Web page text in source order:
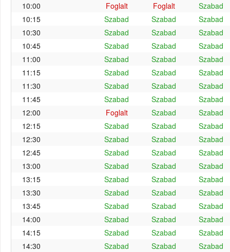
10:00
Foglalt Foglalt
Szabad
10:15
Szabad Szabad
Szabad
10:30
Szabad Szabad
Szabad
10:45
Szabad Szabad
Szabad
11:00
Szabad Szabad
Szabad
11:15
Szabad Szabad
Szabad
11:30
Szabad Szabad
Szabad
11:45
Szabad Szabad
Szabad
12:00
Foglalt Szabad
Szabad
12:15
Szabad Szabad
Szabad
12:30
Szabad Szabad
Szabad
12:45
Szabad Szabad
Szabad
13:00
Szabad Szabad
Szabad
13:15
Szabad Szabad
Szabad
13:30
Szabad Szabad
Szabad
13:45
Szabad Szabad
Szabad
14:00
Szabad Szabad
Szabad
14:15
Szabad Szabad
Szabad
14:30
Szabad Szabad
Szabad